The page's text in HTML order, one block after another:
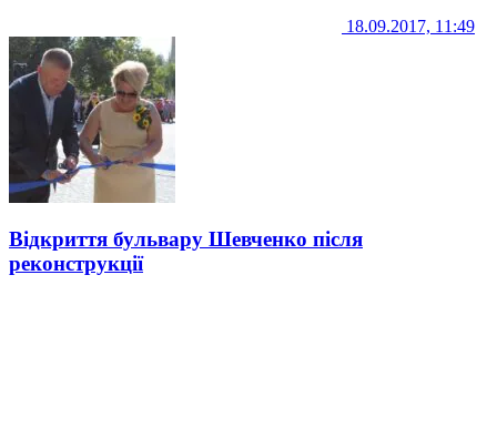
18.09.2017, 11:49
Відкриття бульвару Шевченко після
реконструкції